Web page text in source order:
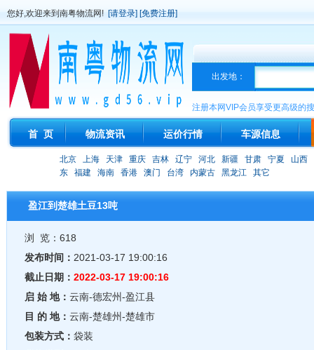
您好,欢迎来到南粤物流网! [请登录] [免费注册]
出发地：
注册本网VIP会员享受更高级的
首 页 物流资讯 运价行情 车源信息
北京 上海 天津 重庆 吉林 辽宁 河北 新疆 甘肃 宁夏
山西
东
福建 海南 香港 澳门 台湾 内蒙古 黑龙江 其它
盈江到楚雄土豆13吨
浏 览：618
发布时间： 2021-03-17 19:00:16
截止日期： 2022-03-17 19:00:16
启 始 地： 云南-德宏州-盈江县
目 的 地： 云南-楚雄州-楚雄市
包装方式： 袋装